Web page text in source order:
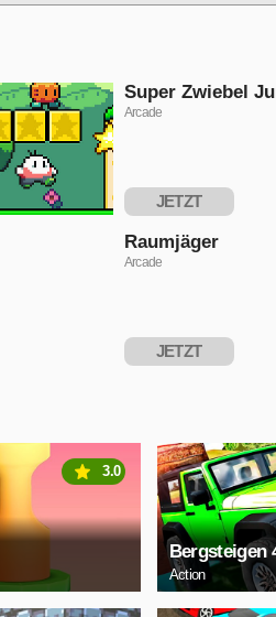
Super Zwiebel
Arcade
JETZT
Raumjäger
Arcade
JETZT
3.0
Bergsteigen
Action